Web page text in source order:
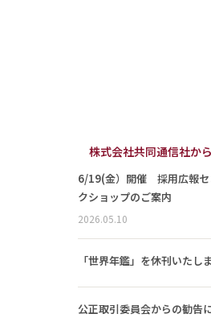
株式会社共同通信社か
6/19(金）開催 採用広報セ
クショップのご案内
2026.05.10
「世界年鑑」を休刊いたし
公正取引委員会からの勧告